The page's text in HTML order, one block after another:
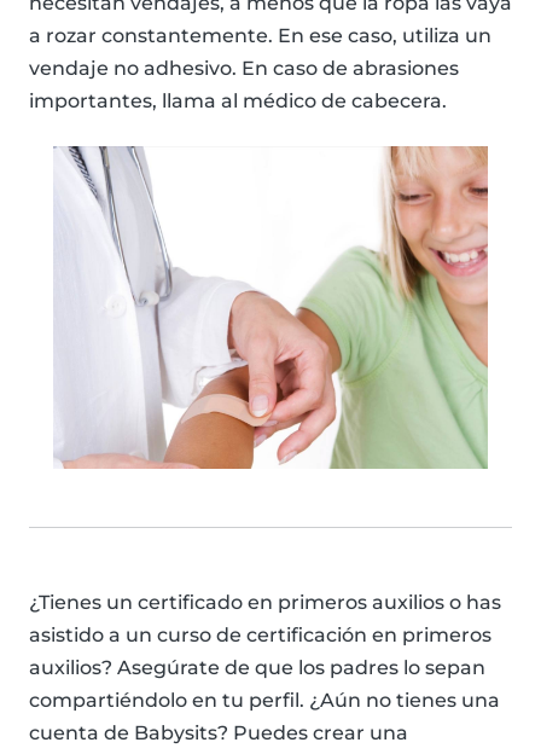
a rozar constantemente. En ese caso, utiliza un
vendaje no adhesivo. En caso de abrasiones
importantes, llama al médico de cabecera.
¿Tienes un certificado en primeros auxilios o has
asistido a un curso de certificación en primeros
auxilios? Asegúrate de que los padres lo sepan
compartiéndolo en tu perfil. ¿Aún no tienes una
cuenta de Babysits? Puedes crear una